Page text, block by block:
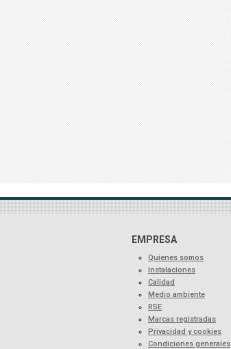
EMPRESA
Quienes somos
Instalaciones
Calidad
Medio ambiente
RSE
Marcas registradas
Privacidad y cookies
Condiciones generales